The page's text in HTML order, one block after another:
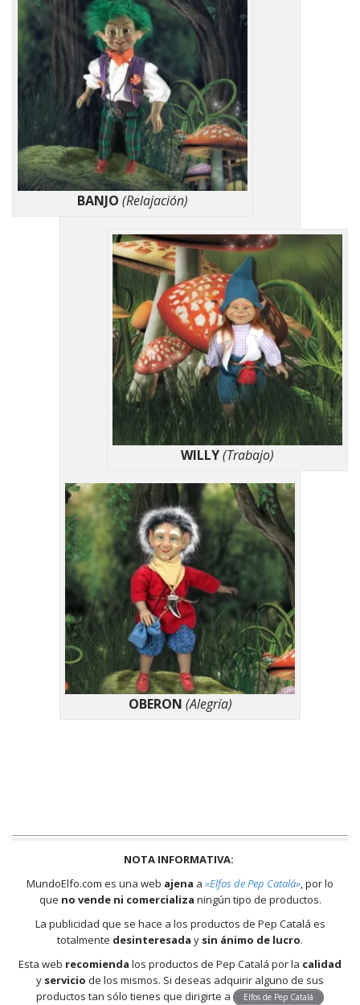
BANJO (Relajación)
WILLY(Trabajo)
OBERON (Alegría)
NOTA INFORMATIVA:
MundoElfo.com es una web ajena a «Elfos de Pep Catalá», por lo
que no vende ni comercializa ningún tipo de productos.
La publicidad que se hace a los productos de Pep Catalá es
totalmente desinteresada y sin ánimo de lucro.
Esta web recomienda los productos de Pep Catalá por la calidad
y servicio de los mismos. Si deseas adquirir alguno de sus
productos tan sólo tienes que dirigirte a
Elfos de Pep Catalá